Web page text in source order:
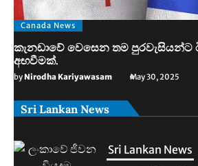
Canada News
කැනඩාවේ වෙසෙන තම පුරවැසියන්ට
අඟවීමක්.
by Nirodha Kariyawasam May 30, 2025
Sri Lankan News
Sri Lankan News